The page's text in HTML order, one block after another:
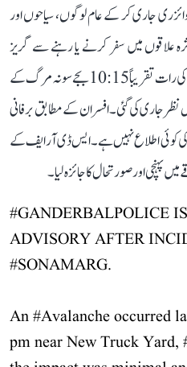
جاری کر کے عام لوگوں، سیاحوں اور
علاقوں میں سفر کرنے یا رہنے سے گریز
کرنے کی اپیل کی ہے۔ یہ ایڈوائزری منگل کی رات تقریباً 10:15 بجے سونہ مرگ کے
نظر جاری کی گئی۔ افسران کے مطابق برفانی
کی کوئی اطلاع نہیں ہے۔ ایس ڈی آر ایف کے
پہنچی اور صورتحال کا جائزہ لیا۔
#GANDERBALPOLICE
ADVISORY AFTER
#SONAMARG.
An#Avalancheoccurred
pm near New Truck Yard,